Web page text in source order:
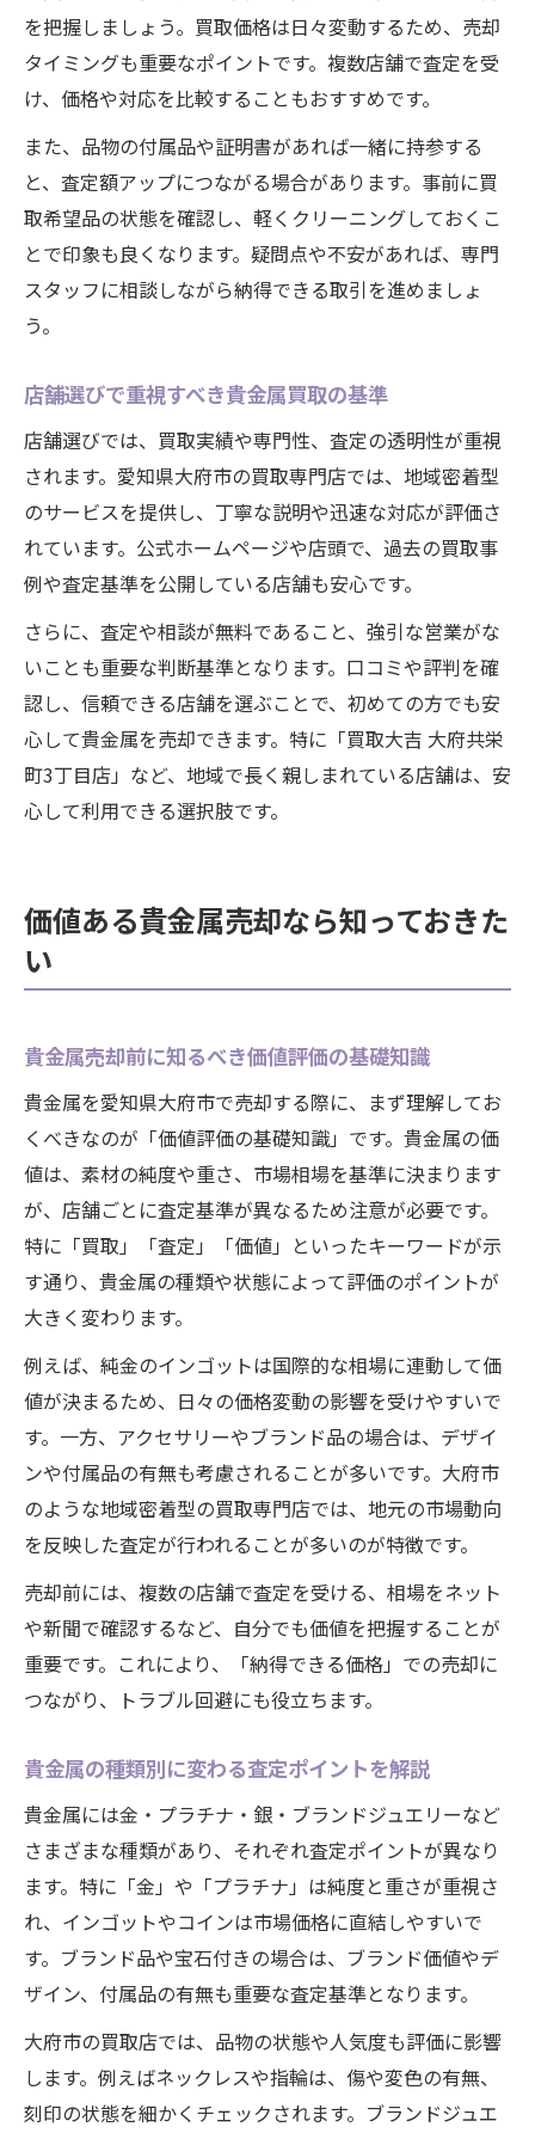
を把握しましょう。買取価格は日々変動するため、売却
タイミングも重要なポイントです。複数店舗で査定を受
け、価格や対応を比較することもおすすめです。
また、品物の付属品や証明書があれば一緒に持参する
と、査定額アップにつながる場合があります。事前に買
取希望品の状態を確認し、軽くクリーニングしておくこ
とで印象も良くなります。疑問点や不安があれば、専門
スタッフに相談しながら納得できる取引を進めましょ
う。
店舗選びで重視すべき貴金属買取の基準
店舗選びでは、買取実績や専門性、査定の透明性が重視
されます。愛知県大府市の買取専門店では、地域密着型
のサービスを提供し、丁寧な説明や迅速な対応が評価さ
れています。公式ホームページや店頭で、過去の買取事
例や査定基準を公開している店舗も安心です。
さらに、査定や相談が無料であること、強引な営業がな
いことも重要な判断基準となります。口コミや評判を確
認し、信頼できる店舗を選ぶことで、初めての方でも安
心して貴金属を売却できます。特に「買取大吉 大府共栄
町3丁目店」など、地域で長く親しまれている店舗は、安
心して利用できる選択肢です。
価値ある貴金属売却なら知っておきた
い
貴金属売却前に知るべき価値評価の基礎知識
貴金属を愛知県大府市で売却する際に、まず理解してお
くべきなのが「価値評価の基礎知識」です。貴金属の価
値は、素材の純度や重さ、市場相場を基準に決まります
が、店舗ごとに査定基準が異なるため注意が必要です。
特に「買取」「査定」「価値」といったキーワードが示
す通り、貴金属の種類や状態によって評価のポイントが
大きく変わります。
例えば、純金のインゴットは国際的な相場に連動して価
値が決まるため、日々の価格変動の影響を受けやすいで
す。一方、アクセサリーやブランド品の場合は、デザイ
ンや付属品の有無も考慮されることが多いです。大府市
のような地域密着型の買取専門店では、地元の市場動向
を反映した査定が行われることが多いのが特徴です。
売却前には、複数の店舗で査定を受ける、相場をネット
や新聞で確認するなど、自分でも価値を把握することが
重要です。これにより、「納得できる価格」での売却に
つながり、トラブル回避にも役立ちます。
貴金属の種類別に変わる査定ポイントを解説
貴金属には金・プラチナ・銀・ブランドジュエリーなど
さまざまな種類があり、それぞれ査定ポイントが異なり
ます。特に「金」や「プラチナ」は純度と重さが重視さ
れ、インゴットやコインは市場価格に直結しやすいで
す。ブランド品や宝石付きの場合は、ブランド価値やデ
ザイン、付属品の有無も重要な査定基準となります。
大府市の買取店では、品物の状態や人気度も評価に影響
します。例えばネックレスや指輪は、傷や変色の有無、
刻印の状態を細かくチェックされます。ブランドジュエ